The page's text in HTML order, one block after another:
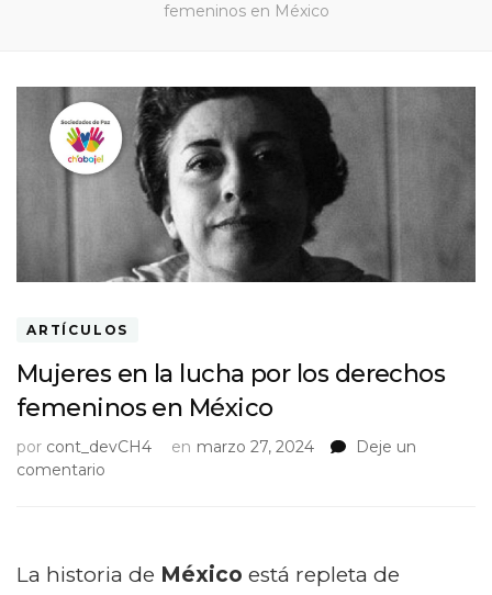
femeninos en México
ARTÍCULOS
Mujeres en la lucha por los derechos
femeninos en México
por cont_devCH4 en marzo 27, 2024
Deje un
comentario
por
La historia de México está repleta de